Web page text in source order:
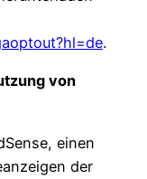
.
von
einen
der